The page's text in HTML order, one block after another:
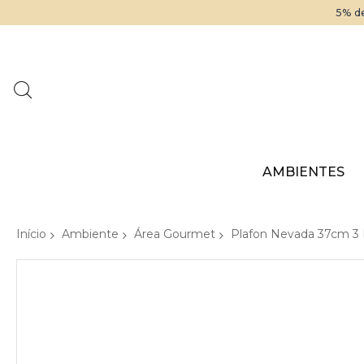
5%
AMBIENTES
Início Ambiente Área Gourmet Plafon Nevada 37cm 3